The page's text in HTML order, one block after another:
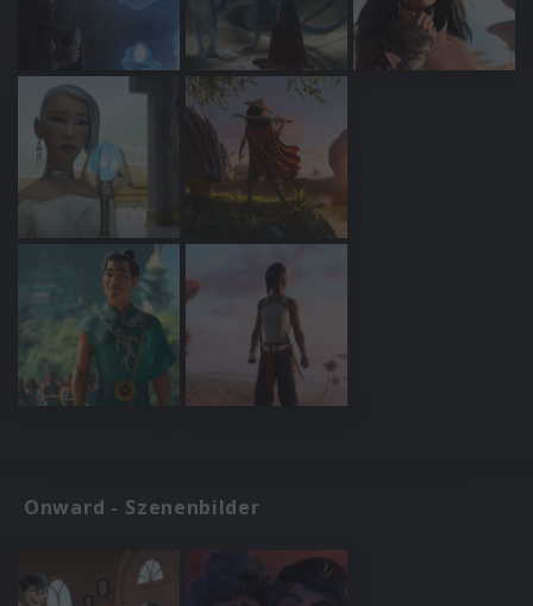
Onward - Szenenbilder